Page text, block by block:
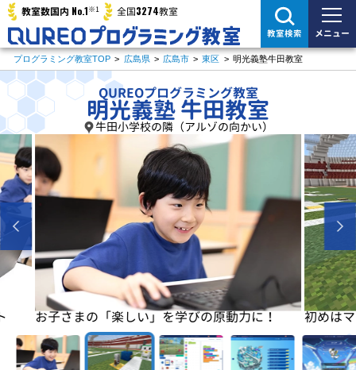
教室数国内 No.1※1 全国3274教室
教室検索 メニュー
プログラミング教室TOP > 広島県 > 広島市 > 東区 > 明光義塾牛田教室
QUREOプログラミング教室
明光義塾 牛田教室
牛田小学校の隣（アルゾの向かい）
初めはマイクラで楽しく基本を学びます 基本